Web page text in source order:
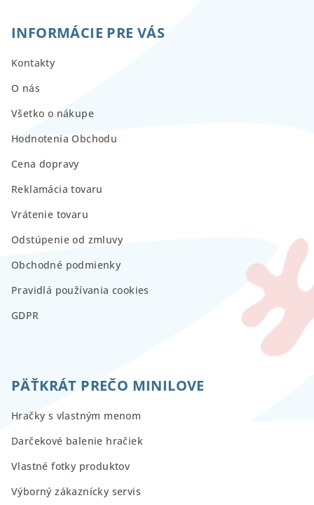
INFORMÁCIE PRE VÁS
Kontakty
O nás
Všetko o nákupe
Hodnotenia Obchodu
Cena dopravy
Reklamácia tovaru
Vrátenie tovaru
Odstúpenie od zmluvy
Obchodné podmienky
Pravidlá používania cookies
GDPR
PÄŤKRÁT PREČO MINILOVE
Hračky s vlastným menom
Darčekové balenie hračiek
Vlastné fotky produktov
Výborný zákaznícky servis